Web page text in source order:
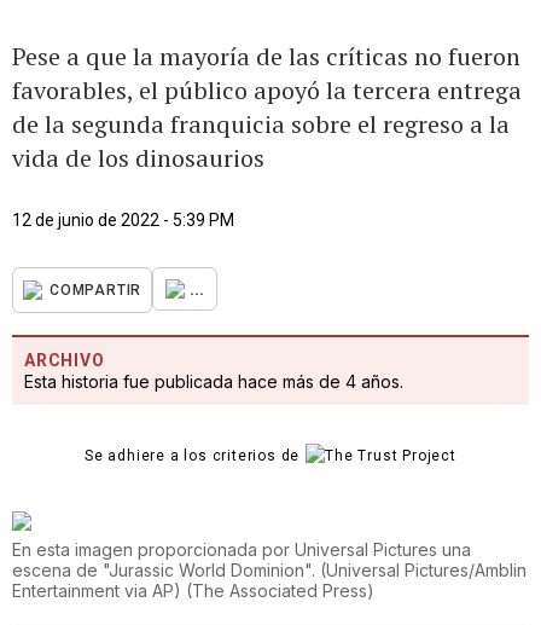
Pese a que la mayoría de las críticas no fueron
favorables, el público apoyó la tercera entrega
de la segunda franquicia sobre el regreso a la
vida de los dinosaurios
12 de junio de 2022 - 5:39 PM
COMPARTIR ...
ARCHIVO
Esta historia fue publicada hace más de 4 años.
Se adhiere a los criterios de
En esta imagen proporcionada por Universal Pictures una
escena de "Jurassic World Dominion". (Universal Pictures/Amblin
Entertainment via AP) (The Associated Press)